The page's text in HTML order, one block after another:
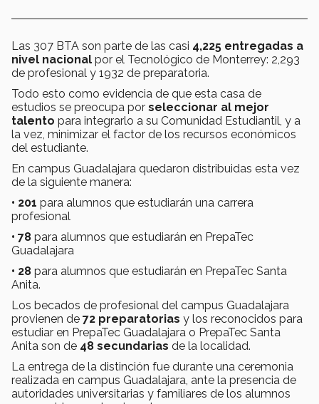
Las 307 BTA son parte de las casi 4,225 entregadas a
nivel nacional por el Tecnológico de Monterrey: 2,293
de profesional y 1932 de preparatoria.
Todo esto como evidencia de que esta casa de
estudios se preocupa por seleccionar al mejor
talento para integrarlo a su Comunidad Estudiantil, y a
la vez, minimizar el factor de los recursos económicos
del estudiante.
En campus Guadalajara quedaron distribuidas esta vez
de la siguiente manera:
• 201 para alumnos que estudiarán una carrera
profesional
• 78 para alumnos que estudiarán en PrepaTec
Guadalajara
• 28 para alumnos que estudiarán en PrepaTec Santa
Anita.
Los becados de profesional del campus Guadalajara
provienen de 72 preparatorias y los reconocidos para
estudiar en PrepaTec Guadalajara o PrepaTec Santa
Anita son de 48 secundarias de la localidad.
La entrega de la distinción fue durante una ceremonia
realizada en campus Guadalajara, ante la presencia de
autoridades universitarias y familiares de los alumnos